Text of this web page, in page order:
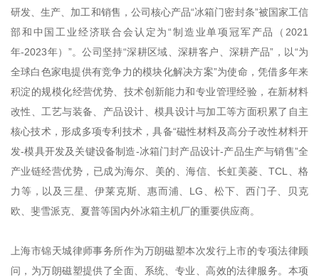
研发、生产、加工和销售，公司核心产品“冰箱门密封条”被国家工信
部和中国工业经济联合会认定为“制造业单项冠军产品（2021
年-2023年）”。公司坚持“深耕区域、深耕客户、深耕产品”，以“为
全球白色家电提供有竞争力的模块化解决方案”为使命，凭借多年来
积淀的规模化经营优势、技术创新能力和专业管理经验，在新材料
改性、工艺与装备、产品设计、模具设计与加工等方面积累了自主
核心技术，形成多项专利技术，具备“磁性材料及高分子改性材料开
发-模具开发及关键设备制造-冰箱门封产品设计-产品生产与销售”全
产业链经营优势，已成为海尔、美的、海信、长虹美菱、TCL、格
力等，以及三星、伊莱克斯、惠而浦、LG、松下、西门子、贝克
欧、斐雪派克、夏普等国内外冰箱主机厂的重要供应商。
上海市锦天城律师事务所作为万朗磁塑本次发行上市的专项法律顾
问，为万朗磁塑提供了全面、系统、专业、高效的法律服务。本项